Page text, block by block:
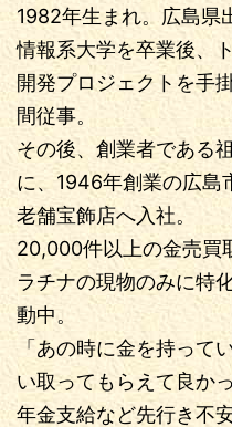
1982年生まれ。広島県
情報系大学を卒業後、
開発プロジェクトを手
間従事。
その後、創業者である
に、1946年創業の広島
老舗宝飾店へ入社。
20,000件以上の金売買
ラチナの現物のみに特
動中。
「あの時に金を持って
い取ってもらえて良か
年金支給など先行き不